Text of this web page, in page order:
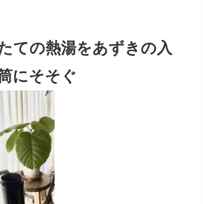
ての熱湯をあずきの入
にそそぐ